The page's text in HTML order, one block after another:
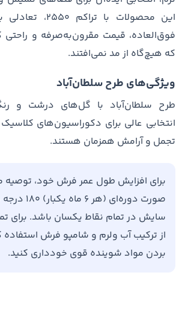
این محصولات با
فوق‌العاده، قیمت مقرون‌به‌صرفه و راحتی
که هیچ‌گاه از مد نمی‌افتند.
ویژگی‌های طرح سلطان‌آباد
طرح سلطان‌آباد با گل‌های درشت و
انتخابی عالی برای دکوراسیون‌های
تجمل و آرامش همزمان هستند.
برای افزایش طول عمر فرش خود، توصیه
صورت دوره‌ای (هر
سایش در تمام نقاط یکسان باشد. برای
از ترکیب آب ولرم و شامپو فرش استفاده
بردن مواد شوینده قوی خودداری کنید.